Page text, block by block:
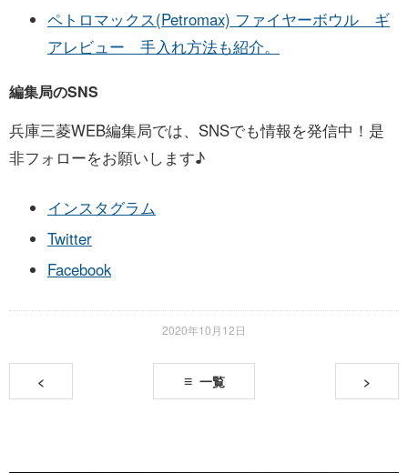
ペトロマックス(Petromax) ファイヤーボウル ギ
アレビュー 手入れ方法も紹介。
編集局のSNS
兵庫三菱WEB編集局では、SNSでも情報を発信中！是
非フォローをお願いします♪
インスタグラム
Twitter
Facebook
2020年10月12日
< 一覧 >